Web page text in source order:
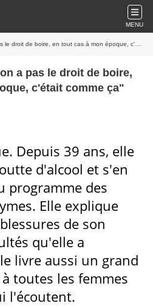
MENU
de boire, en tout cas à mon époque, c'était comme ça"
a pas le droit de boire,
c'était comme ça"
Depuis 39 ans, elle
d'alcool et s'en
programme des
Elle explique
de son
qu'elle a
livre aussi un grand
toutes les femmes
l'écoutent.